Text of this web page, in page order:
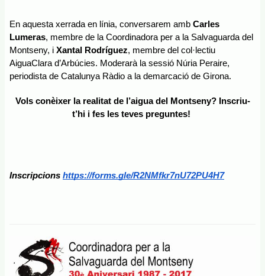
En aquesta xerrada en línia, conversarem amb Carles
Lumeras, membre de la Coordinadora per a la Salvaguarda del
Montseny, i Xantal Rodríguez, membre del col·lectiu
AiguaClara d’Arbúcies. Moderarà la sessió Núria Peraire,
periodista de Catalunya Ràdio a la demarcació de Girona.
Vols conèixer la realitat de l’aigua del Montseny? Inscriu-
t’hi i fes les teves preguntes!
Inscripcions https://forms.gle/R2NMfkr7nU72PU4H7